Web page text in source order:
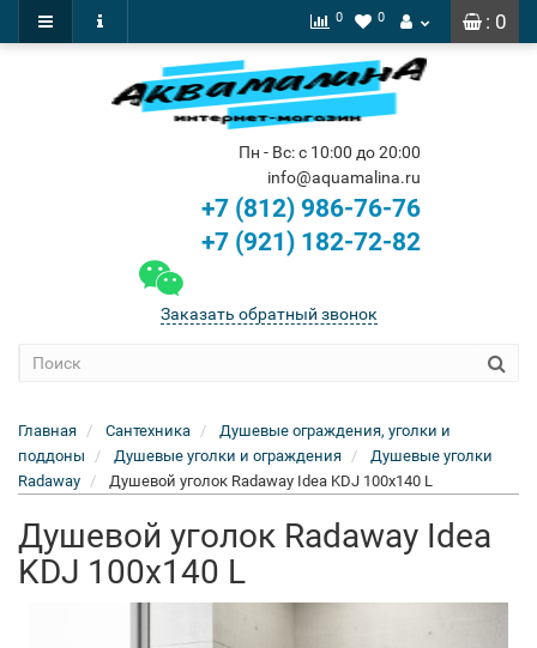
: 0
0 0
Пн - Вс: с 10:00 до 20:00
info@aquamalina.ru
+7 (812) 986-76-76
+7 (921) 182-72-82
Заказать обратный звонок
Главная Сантехника
Душевые ограждения, уголки и
поддоны
Душевые уголки и ограждения
Душевые уголки
Radaway
Душевой уголок Radaway Idea KDJ 100x140 L
Душевой уголок Radaway Idea
KDJ 100x140 L